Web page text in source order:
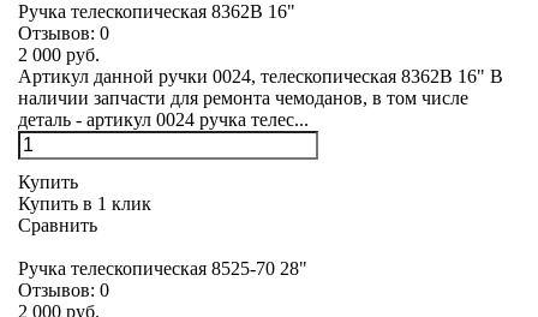
Ручка телескопическая 8362B 16"
Отзывов: 0
2 000 руб.
Артикул данной ручки 0024, телескопическая 8362B 16" В
наличии запчасти для ремонта чемоданов, в том числе
деталь - артикул 0024 ручка телес...
Купить
Купить в 1 клик
Сравнить
Ручка телескопическая 8525-70 28"
Отзывов: 0
2 000 руб.